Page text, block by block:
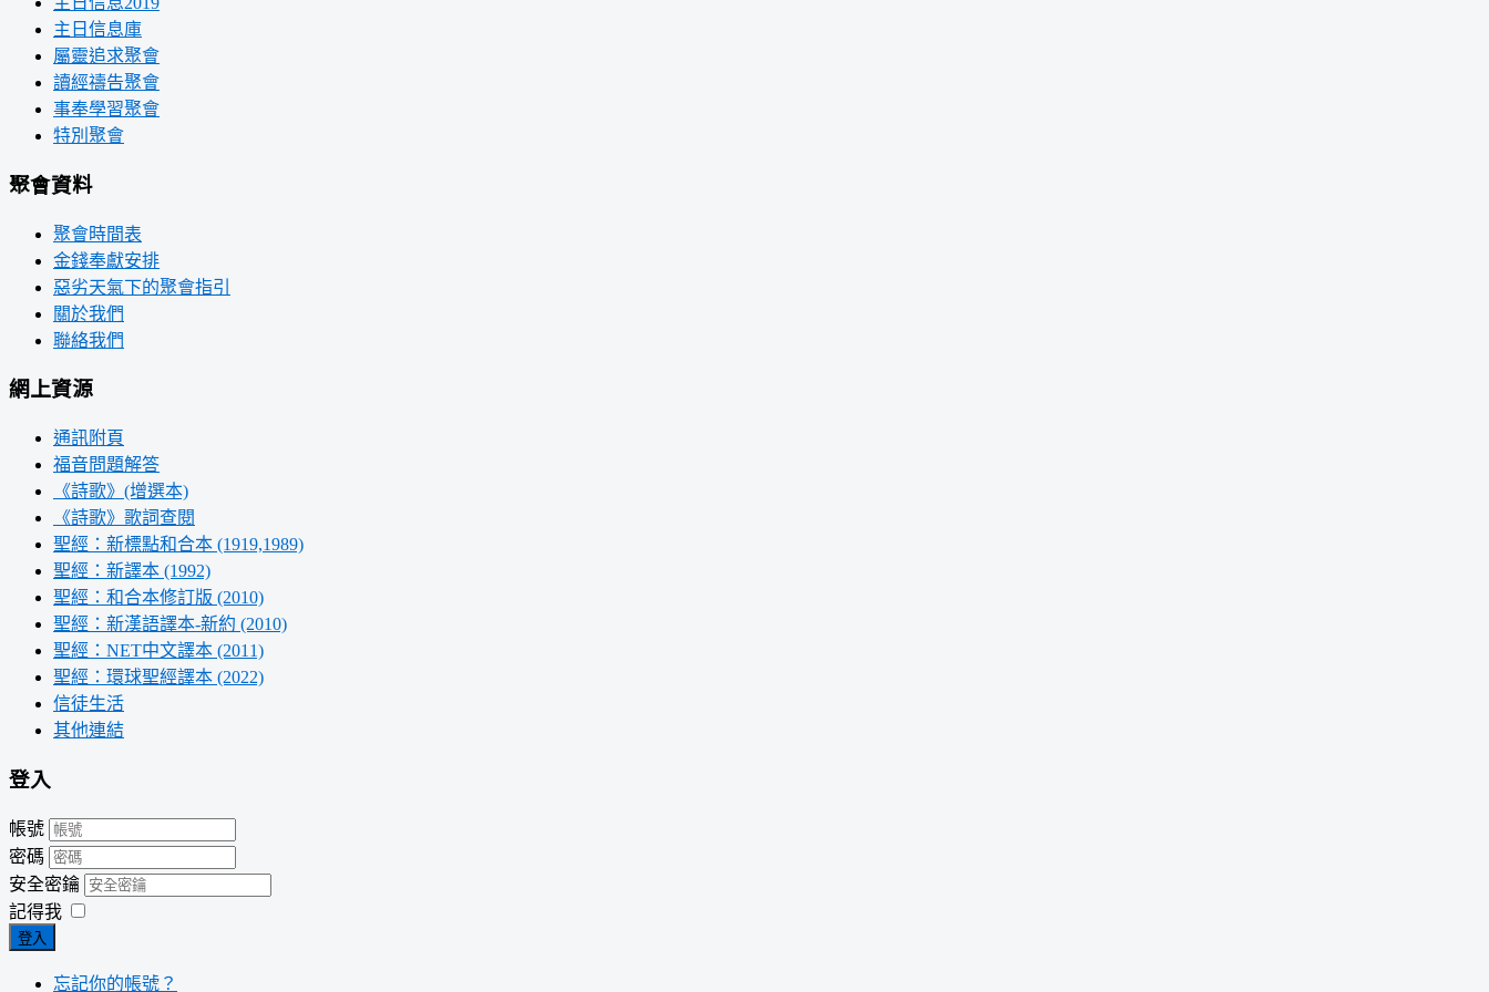
主日信息庫
屬靈追求聚會
讀經禱告聚會
事奉學習聚會
特別聚會
聚會資料
聚會時間表
金錢奉獻安排
惡劣天氣下的聚會指引
關於我們
聯絡我們
網上資源
通訊附頁
福音問題解答
《詩歌》(增選本)
《詩歌》歌詞查閱
聖經：新標點和合本 (1919,1989)
聖經：新譯本 (1992)
聖經：和合本修訂版 (2010)
聖經：新漢語譯本-新約 (2010)
聖經：NET中文譯本 (2011)
聖經：環球聖經譯本 (2022)
信徒生活
其他連結
登入
帳號
密碼
安全密鑰
記得我
登入
忘記你的帳號？